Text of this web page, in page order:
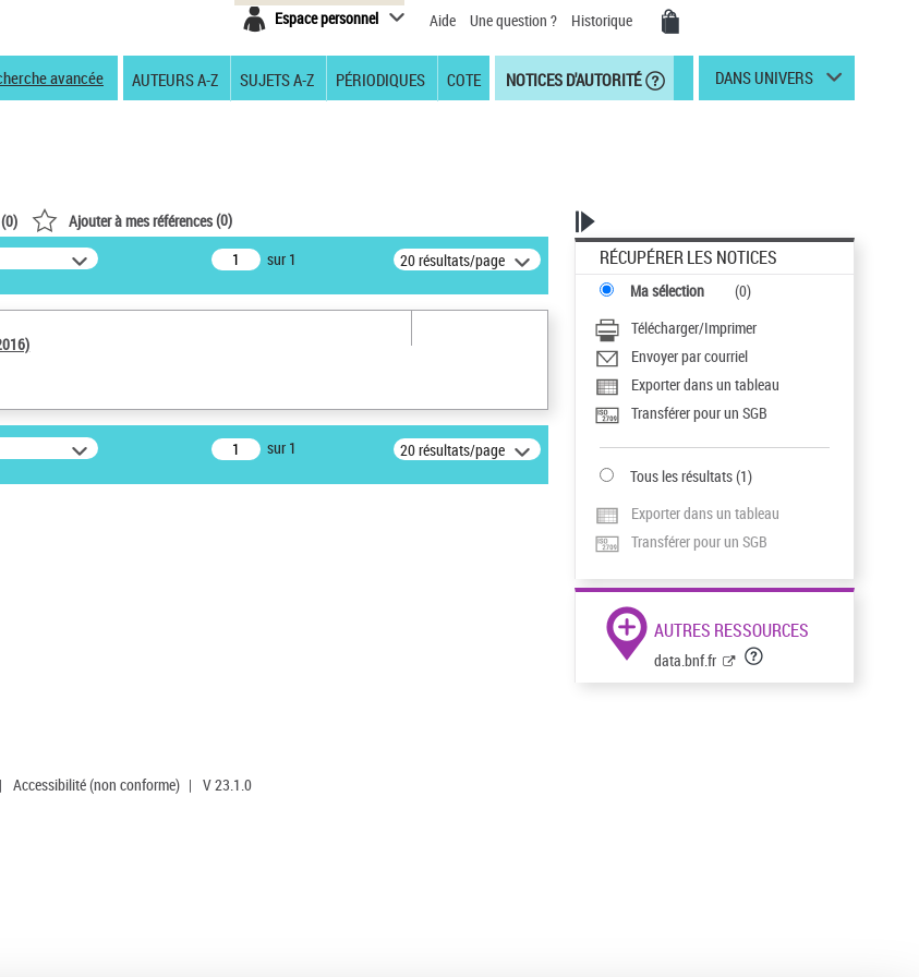
Espace personnel Aide Une question ? Historique
avancée AUTEURS A-Z SUJETS A-Z PÉRIODIQUES COTE NOTICES D'AUTORITÉ DANS UNIVERS
0) Ajouter à mes références(0)
sur 1 20 résultats/page
sur 1 20 résultats/page
RÉCUPÉRER LES NOTICES
Ma sélection (0)
Télécharger/Imprimer
Envoyer par courriel
Exporter dans un tableau
Transférer pour un SGB
Tous les résultats(1)
Exporter dans un tableau
Transférer pour un SGB
AUTRES RESSOURCES
data.bnf.fr
| Accessibilité (non conforme) | V 23.1.0